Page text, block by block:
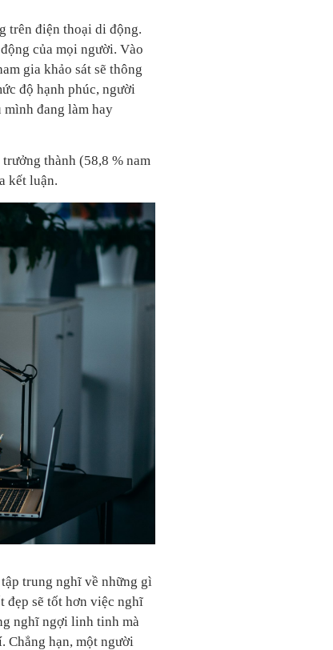
trên điện thoại di động.
của mọi người. Vào
gia khảo sát sẽ thông
độ hạnh phúc, người
đang làm hay
thành (58,8 % nam
kết luận.
trung nghĩ về những gì
đẹp sẽ tốt hơn việc nghĩ
nghĩ ngợi linh tinh mà
Chẳng hạn, một người